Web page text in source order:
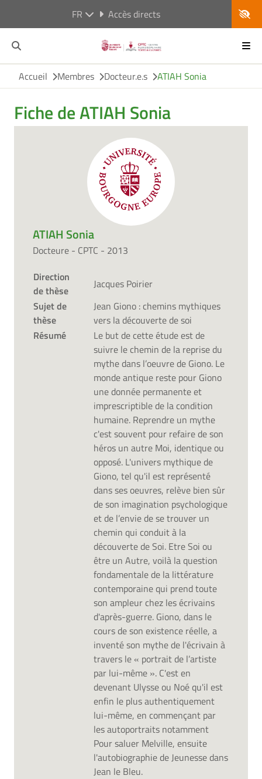
FR Accès directs
Accueil Membres Docteur.e.s ATIAH Sonia
Fiche de ATIAH Sonia
ATIAH Sonia
Docteure - CPTC - 2013
Direction
de thèse
Jacques Poirier
Sujet de
thèse
Jean Giono : chemins mythiques
vers la découverte de soi
Résumé
Le but de cette étude est de
suivre le chemin de la reprise du
mythe dans l’oeuvre de Giono. Le
monde antique reste pour Giono
une donnée permanente et
imprescriptible de la condition
humaine. Reprendre un mythe
c'est souvent pour refaire de son
héros un autre Moi, identique ou
opposé. L'univers mythique de
Giono, tel qu'il est représenté
dans ses oeuvres, relève bien sûr
de son imagination psychologique
et de l’envie de se trouver un
chemin qui conduit à la
découverte de Soi. Etre Soi ou
être un Autre, voilà la question
fondamentale de la littérature
contemporaine qui prend toute
son ampleur chez les écrivains
d'après-guerre. Giono, dans le
cours de son existence réelle, a
inventé son mythe de l'écrivain à
travers le « portrait de l’artiste
par lui-même ». C'est en
devenant Ulysse ou Noé qu'il est
enfin le plus authentiquement
lui-même, en commençant par
les autoportraits notamment
Pour saluer Melville, ensuite
l'autobiographie de Jeunesse dans
Jean le Bleu.